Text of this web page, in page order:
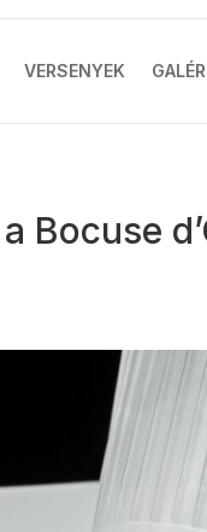
VERSENYEK
Bocuse